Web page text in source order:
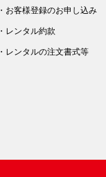
・お客様登録のお申し込み
・レンタル約款
・レンタルの注文書式等